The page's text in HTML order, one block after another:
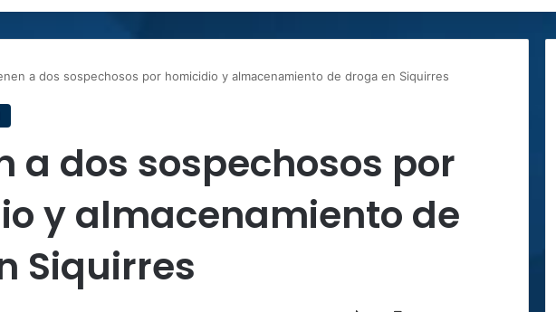
a dos sospechosos por homicidio y almacenamiento de droga en Siquirres
a dos sospechosos por
y almacenamiento de
Siquirres